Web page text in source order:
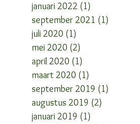
januari 2022 (1)
september 2021 (1)
juli 2020 (1)
mei 2020 (2)
april 2020 (1)
maart 2020 (1)
september 2019 (1)
augustus 2019 (2)
januari 2019 (1)